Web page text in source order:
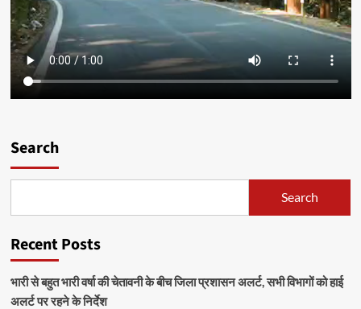
Search
Search
Recent Posts
भारी से बहुत भारी वर्षा की चेतावनी के बीच जिला प्रशासन अलर्ट, सभी विभागों को हाई
अलर्ट पर रहने के निर्देश